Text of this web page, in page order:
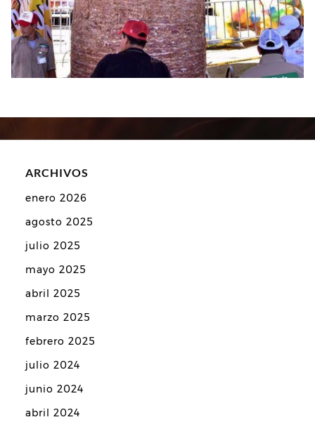
ARCHIVOS
enero 2026
agosto 2025
julio 2025
mayo 2025
abril 2025
marzo 2025
febrero 2025
julio 2024
junio 2024
abril 2024